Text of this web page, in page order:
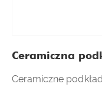
Ceramiczna
Ceramiczne